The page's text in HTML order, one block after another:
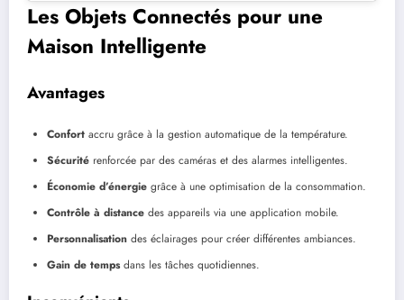
Les Objets Connectés pour une
Maison Intelligente
Avantages
Confort accru grâce à la gestion automatique de la température.
Sécurité renforcée par des caméras et des alarmes intelligentes.
Économie d’énergie grâce à une optimisation de la consommation.
Contrôle à distance des appareils via une application mobile.
Personnalisation des éclairages pour créer différentes ambiances.
Gain de tempsdans les tâches quotidiennes.